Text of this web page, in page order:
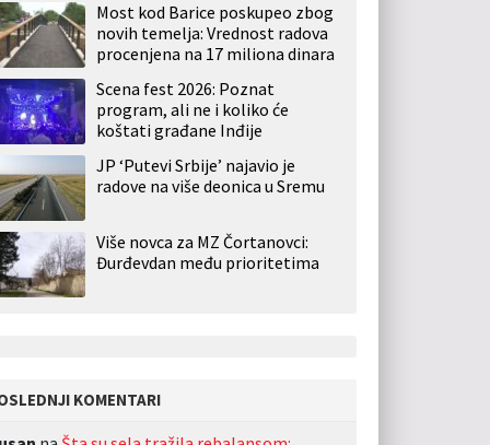
Most kod Barice poskupeo zbog
novih temelja: Vrednost radova
procenjena na 17 miliona dinara
Scena fest 2026: Poznat
program, ali ne i koliko će
koštati građane Inđije
JP ‘Putevi Srbije’ najavio je
radove na više deonica u Sremu
Više novca za MZ Čortanovci:
Đurđevdan među prioritetima
KOMENTARI